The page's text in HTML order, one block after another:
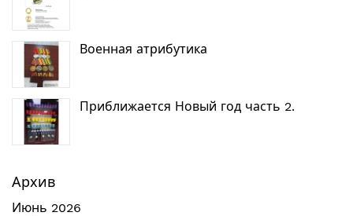
Военная атрибутика
Приближается Новый год часть 2.
Архив
Июнь 2026